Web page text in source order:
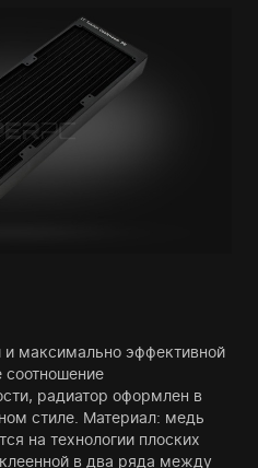
и максимально эффективной
соотношение
радиатор оформлен в
стиле. Материал: медь
на технологии плоских
в два ряда между